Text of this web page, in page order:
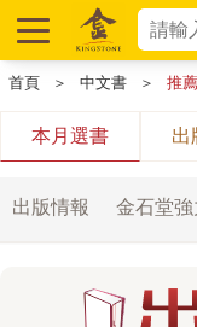
首頁 ＞ 中文書 ＞ 推
本月選書 出
出版情報 金石堂